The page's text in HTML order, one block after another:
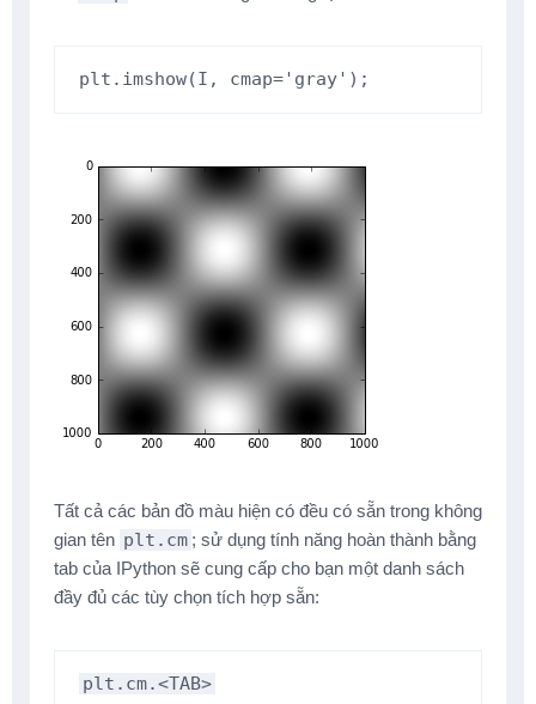
plt . imshow(I , cmap= 'gray' );
Tất cả các bản đồ màu hiện có đều có sẵn trong không
gian tên plt.cm ; sử dụng tính năng hoàn thành bằng
tab của IPython sẽ cung cấp cho bạn một danh sách
đầy đủ các tùy chọn tích hợp sẵn:
plt.cm.<TAB>